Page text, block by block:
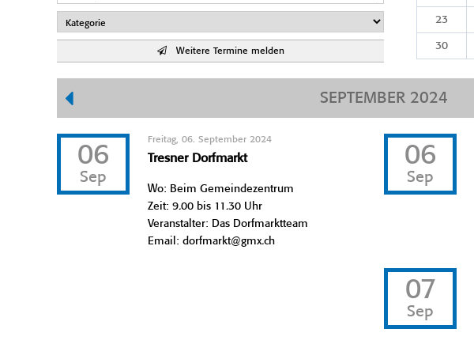
Weitere Termine melden
23
30
SEPTEMBER 2024
06
Sep
Freitag, 06. September 2024
Tresner Dorfmarkt
Wo: Beim Gemeindezentrum
Zeit: 9.00 bis 11.30 Uhr
Veranstalter: Das Dorfmarktteam
Email: dorfmarkt@gmx.ch
06
Sep
07
Sep